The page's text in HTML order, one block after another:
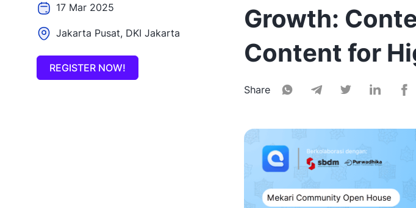
17 Mar 2025
Jakarta Pusat, DKI Jakarta
REGISTER NOW!
Growth:
Content for
Share